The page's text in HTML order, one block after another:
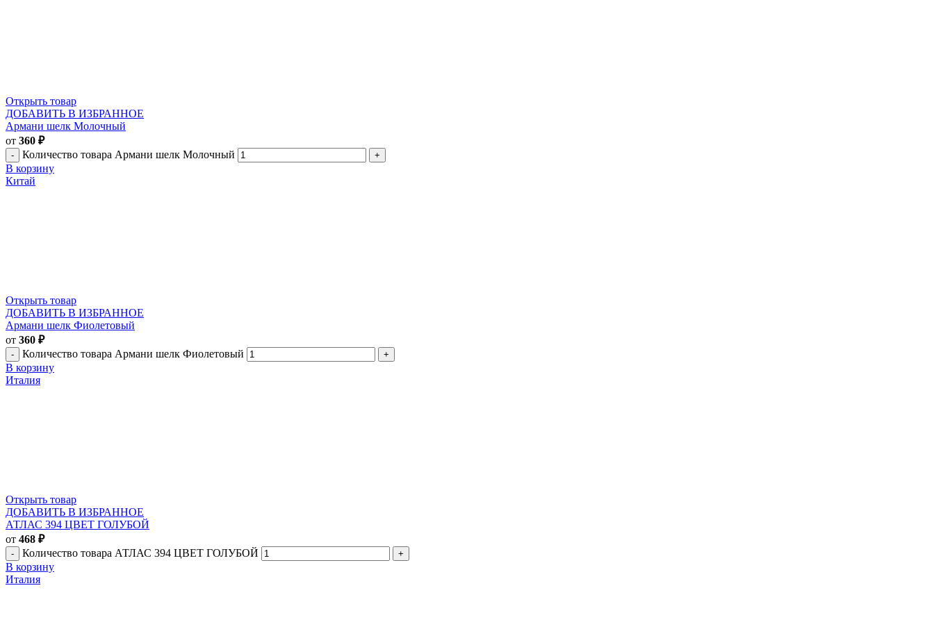
Открыть товар
ДОБАВИТЬ В ИЗБРАННОЕ
Армани шелк Молочный
от 360 ₽
Количество товара Армани шелк Молочный
В корзину
Китай
Открыть товар
ДОБАВИТЬ В ИЗБРАННОЕ
Армани шелк Фиолетовый
от 360 ₽
Количество товара Армани шелк Фиолетовый
В корзину
Италия
Открыть товар
ДОБАВИТЬ В ИЗБРАННОЕ
АТЛАС 394 ЦВЕТ ГОЛУБОЙ
от 468 ₽
Количество товара АТЛАС 394 ЦВЕТ ГОЛУБОЙ
В корзину
Италия